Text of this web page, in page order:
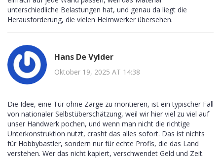
unterschiedliche Belastungen hat, und genau da liegt die
Herausforderung, die vielen Heimwerker übersehen.
Hans De Vylder
Oktober 19, 2025 AT 14:38
Die Idee, eine Tür ohne Zarge zu montieren, ist ein typischer Fall
von nationaler Selbstüberschätzung, weil wir hier viel zu viel auf
unser Handwerk pochen, und wenn man nicht die richtige
Unterkonstruktion nutzt, crasht das alles sofort. Das ist nichts
für Hobbybastler, sondern nur für echte Profis, die das Land
verstehen. Wer das nicht kapiert, verschwendet Geld und Zeit.